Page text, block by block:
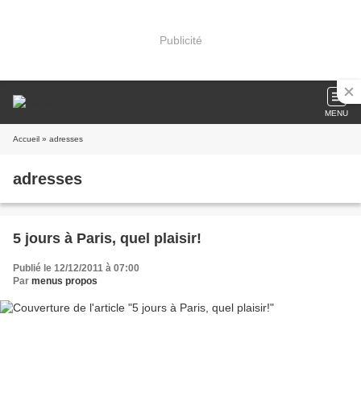
Publicité
MENU
Accueil » adresses
adresses
5 jours à Paris, quel plaisir!
Publié le 12/12/2011 à 07:00
Par menus propos